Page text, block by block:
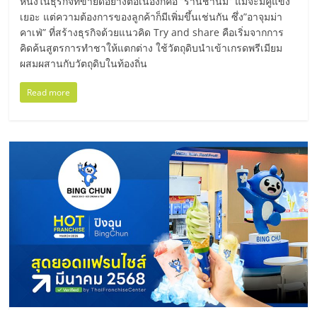
ขา
แฟ
รน
ไชส์,
ศูนย์
รวม
รน
ปรึกษา
บริการ
เยอะ แต่ความต้องการของลูกค้าก็มีเพิ่มขึ้นเช่นกัน ซึ่ง”อาจุมม่า
คาเฟ่” ที่สร้างธุรกิจด้วยแนวคิด Try and share คือเริ่มจากการ
คิดค้นสูตรการทำชาให้แตกต่าง ใช้วัตถุดิบนำเข้าเกรดพรีเมียม
ผสมผสานกับวัตถุดิบในท้องถิ่น
Read more